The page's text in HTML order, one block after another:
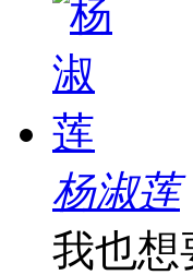
杨淑莲
我也想